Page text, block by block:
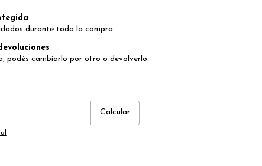
durante toda la compra.
podés cambiarlo por otro o devolverlo.
Calcular